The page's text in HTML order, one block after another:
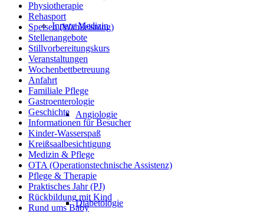
Innere Medizin
Angiologie
Diabetologie
Physiotherapie
Rehasport
Speisen (Wahlleistung)
Stellenangebote
Stillvorbereitungskurs
Veranstaltungen
Wochenbettbetreuung
Anfahrt
Familiale Pflege
Gastroenterologie
Geschichte
Informationen für Besucher
Kinder-Wasserspaß
Kreißsaalbesichtigung
Medizin & Pflege
OTA (Operationstechnische Assistenz)
Pflege & Therapie
Praktisches Jahr (PJ)
Rückbildung mit Kind
Rund ums Baby